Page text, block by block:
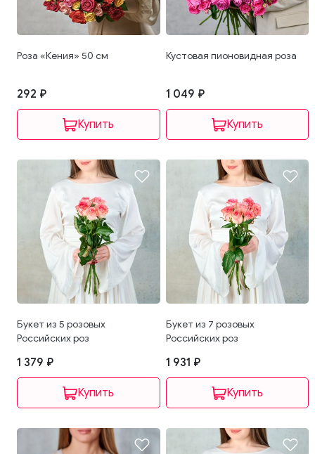
Роза «Кения» 50 см
292 ₽
Кустовая пионовидная роза
1 049 ₽
Букет из 5 розовых
Российских роз
1 379 ₽
Букет из 7 розовых
Российских роз
1 931 ₽